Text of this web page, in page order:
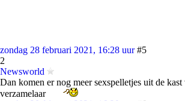
zondag 28 februari 2021, 16:28 uur #5
2
Newsworld
Dan komen er nog meer sexspelletjes uit de
verzamelaar